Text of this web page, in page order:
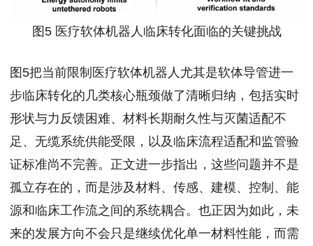
图5 医疗软体机器人临床转化面临的关键挑战
图5把当前限制医疗软体机器人尤其是软体导管进一
步临床转化的几类核心瓶颈做了清晰归纳，包括实时
形状与力反馈困难、材料长期耐久性与灭菌适配不
足、无缆系统供能受限，以及临床流程适配和监管验
证标准尚不完善。正文进一步指出，这些问题并不是
孤立存在的，而是涉及材料、传感、建模、控制、能
源和临床工作流之间的系统耦合。也正因为如此，未
来的发展方向不会只是继续优化单一材料性能，而需